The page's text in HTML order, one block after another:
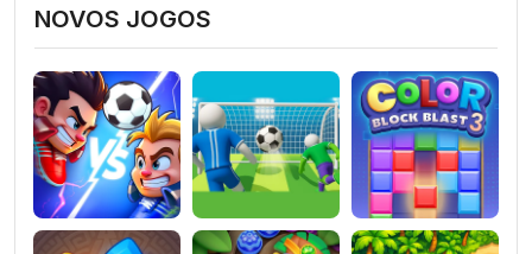
NOVOS JOGOS